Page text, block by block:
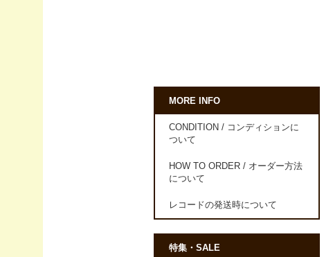
MORE INFO
CONDITION / コンディションに
ついて
HOW TO ORDER / オーダー方法
について
レコードの発送時について
特集・SALE